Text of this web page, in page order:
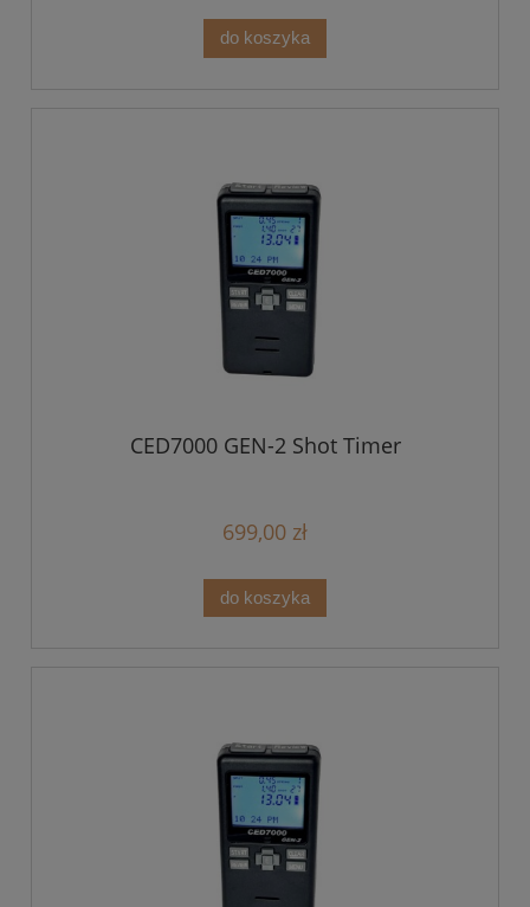
do koszyka
CED7000 GEN-2 Shot Timer
699,00 zł
do koszyka